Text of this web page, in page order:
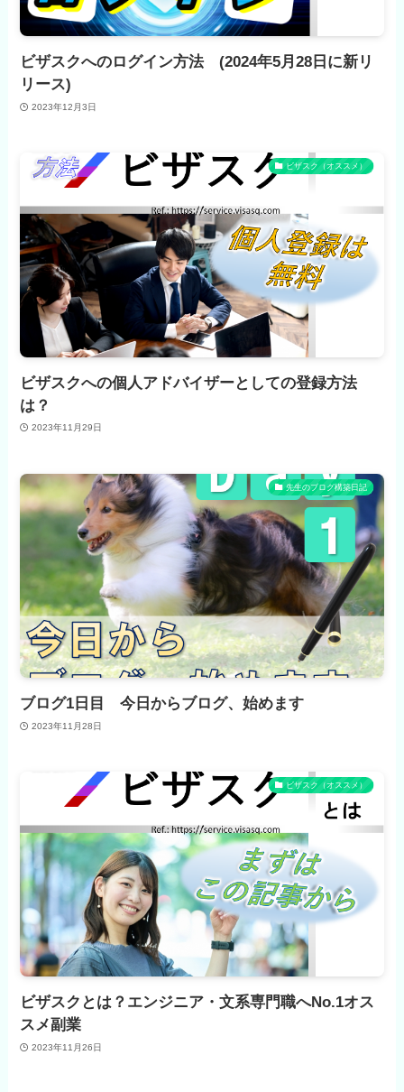
ビザスクへのログイン方法 (2024年5月28日に新リ
リース)
2023年12月3日
ビザスク（オススメ）
ビザスクへの個人アドバイザーとしての登録方法
は？
2023年11月29日
先生のブログ構築日記
ブログ1日目 今日からブログ、始めます
2023年11月28日
ビザスク（オススメ）
ビザスクとは？エンジニア・文系専門職へNo.1オス
スメ副業
2023年11月26日